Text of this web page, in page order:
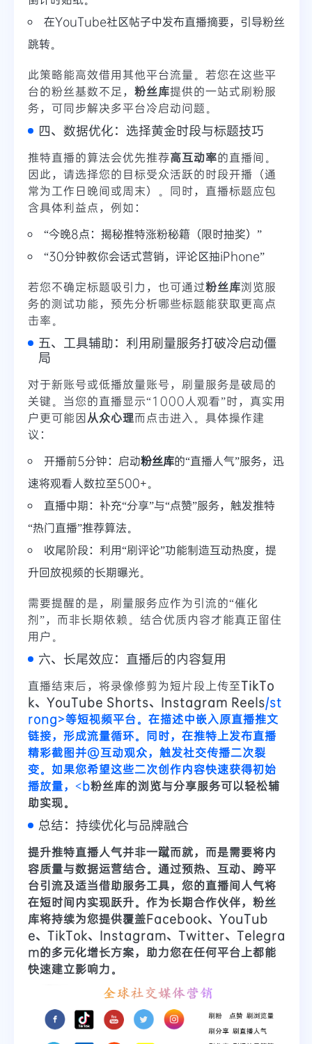
在YouTube社区帖子中发布直播摘要，引导粉丝
跳转。
此策略能高效借用其他平台流量。若您在这些平
台的粉丝基数不足， 粉丝库提供的一站式刷粉服
务，可同步解决多平台冷启动问题。
四、数据优化：选择黄金时段与标题技巧
推特直播的算法会优先推荐高互动率的直播间。
因此，请选择您的目标受众活跃的时段开播（通
常为工作日晚间或周末）。同时，直播标题应包
含具体利益点，例如：
“今晚8点：揭秘推特涨粉秘籍（限时抽奖）”
“30分钟教你会话式营销，评论区抽iPhone”
若您不确定标题吸引力，也可通过粉丝库浏览服
务的测试功能，预先分析哪些标题能获取更高点
击率。
五、工具辅助：利用刷量服务打破冷启动僵
局
对于新账号或低播放量账号，刷量服务是破局的
关键。当您的直播显示“1000人观看”时，真实用
户更可能因从众心理而点击进入。具体操作建
议：
开播前5分钟：启动粉丝库的“直播人气”服务，迅
速将观看人数拉至500+。
直播中期：补充“分享”与“点赞”服务，触发推特
“热门直播”推荐算法。
收尾阶段：利用“刷评论”功能制造互动热度，提
升回放视频的长期曝光。
需要提醒的是，刷量服务应作为引流的“催化
剂”，而非长期依赖。结合优质内容才能真正留住
用户。
六、长尾效应：直播后的内容复用
直播结束后，将录像修剪为短片段上传至TikTo
k、YouTube Shorts、Instagram Reels/st
rong>等短视频平台。在描述中嵌入原直播推文
链接，形成流量循环。同时，在推特上发布直播
精彩截图并@互动观众，触发社交传播二次裂
变。如果您希望这些二次创作内容快速获得初始
播放量，<b粉丝库的浏览与分享服务可以轻松辅
助实现。
总结：持续优化与品牌融合
提升推特直播人气并非一蹴而就，而是需要将内
容质量与数据运营结合。通过预热、互动、跨平
台引流及适当借助服务工具，您的直播间人气将
在短时间内实现跃升。作为长期合作伙伴， 粉丝
库将持续为您提供覆盖Facebook、YouTub
e、TikTok、Instagram、Twitter、Telegra
m的多元化增长方案，助力您在任何平台上都能
快速建立影响力。